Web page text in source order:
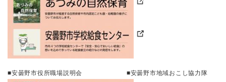
■安曇野市役所職場説明会 ■安曇野市地域おこし協力隊​